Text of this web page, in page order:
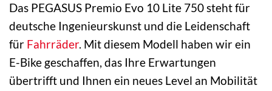
Das PEGASUS Premio Evo 10 Lite 750 steht für
deutsche Ingenieurskunst und die Leidenschaft
für Fahrräder. Mit diesem Modell haben wir ein
E-Bike geschaffen, das Ihre Erwartungen
übertrifft und Ihnen ein neues Level an Mobilität